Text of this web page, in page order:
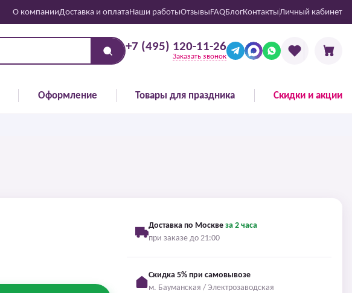
О компанииДоставка и оплатаНаши работыОтзывыFAQБлогКонтактыЛичный кабинет
+7 (495) 120-11-26
Заказать звонок
Оформление Товары для праздника Скидки и акции
Доставка по Москве за 2 часа
при заказе до 21:00
Скидка 5% при самовывозе
м. Бауманская / Электрозаводская